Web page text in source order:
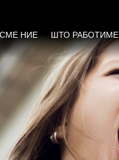
НИЕ ШТО РАБОТИМЕ